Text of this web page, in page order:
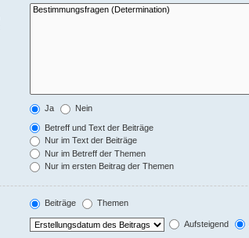
Ja Nein
Betreff und Text der Beiträge
Nur im Text der Beiträge
Nur im Betreff der Themen
Nur im ersten Beitrag der Themen
Beiträge Themen
Aufsteigend